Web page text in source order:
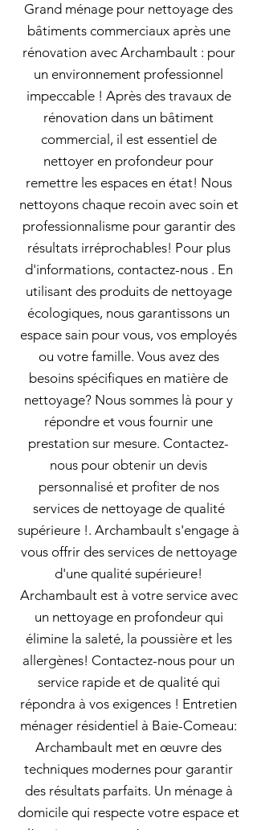
Grand ménage pour nettoyage des
bâtiments commerciaux après une
rénovation avec Archambault : pour
un environnement professionnel
impeccable ! Après des travaux de
rénovation dans un bâtiment
commercial, il est essentiel de
nettoyer en profondeur pour
remettre les espaces en état! Nous
nettoyons chaque recoin avec soin et
professionnalisme pour garantir des
résultats irréprochables! Pour plus
d'informations, contactez-nous . En
utilisant des produits de nettoyage
écologiques, nous garantissons un
espace sain pour vous, vos employés
ou votre famille. Vous avez des
besoins spécifiques en matière de
nettoyage? Nous sommes là pour y
répondre et vous fournir une
prestation sur mesure. Contactez-
nous pour obtenir un devis
personnalisé et profiter de nos
services de nettoyage de qualité
supérieure !. Archambault s'engage à
vous offrir des services de nettoyage
d'une qualité supérieure!
Archambault est à votre service avec
un nettoyage en profondeur qui
élimine la saleté, la poussière et les
allergènes! Contactez-nous pour un
service rapide et de qualité qui
répondra à vos exigences ! Entretien
ménager résidentiel à Baie-Comeau:
Archambault met en œuvre des
techniques modernes pour garantir
des résultats parfaits. Un ménage à
domicile qui respecte votre espace et